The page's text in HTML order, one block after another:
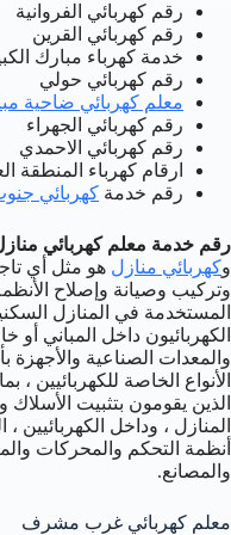
رقم كهربائي الفروانية
رقم كهربائي القرين
خدمة كهرباء مبارك
رقم كهربائي حولي
معلم كهربائي ضاحية
رقم كهربائي الجهراء
رقم كهربائي الاحمدي
ارقام كهرباء المنطقة
رقم خدمة كهربائي
رقم خدمة معلم كهربائي
وكهربائي منازل هو مثل أي
وتركيب وصيانة وإصلاح
المستخدمة في المنازل
الكهربائيون داخل المباني
والمعدات الصناعية والأجهزة
الأنواع الخاصة للكهربائيين ،
الذين يقومون بتثبيت
المنازل ، وداخل الكهربائيين
أنظمة التحكم والمحركات
والمصانع.
معلم كهربائي غرب مشرف